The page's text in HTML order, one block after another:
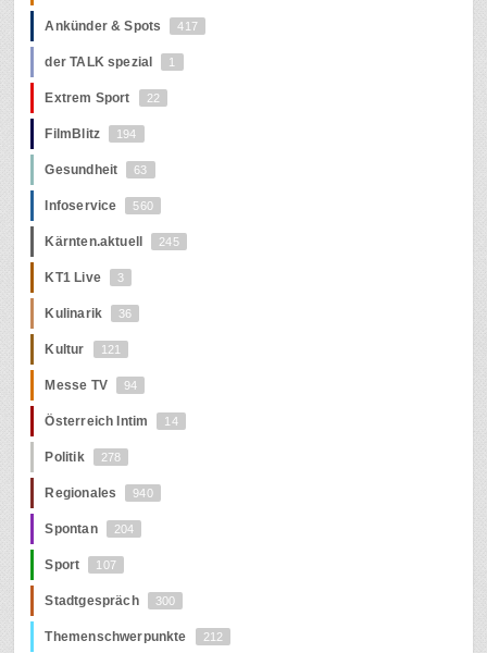
Ankünder & Spots 417
der TALK spezial 1
Extrem Sport 22
FilmBlitz 194
Gesundheit 63
Infoservice 560
Kärnten.aktuell 245
KT1 Live 3
Kulinarik 36
Kultur 121
Messe TV 94
Österreich Intim 14
Politik 278
Regionales 940
Spontan 204
Sport 107
Stadtgespräch 300
Themenschwerpunkte 212